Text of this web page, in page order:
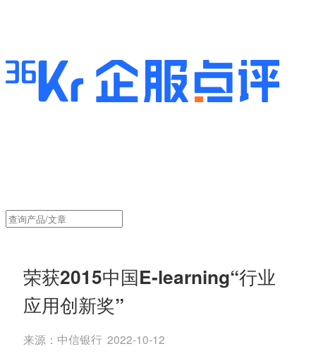
荣获2015中国E-learning“行业
应用创新奖”
来源： 中信银行 2022-10-12